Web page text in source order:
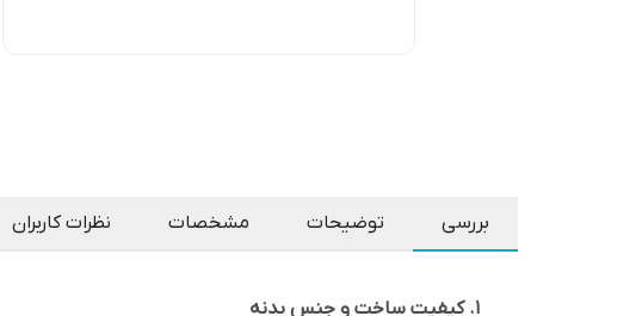
بررسی توضیحات مشخصات نظرات کاربران
۱. کیفیت ساخت و جنس بدنه